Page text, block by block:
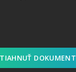
DOKUMENT